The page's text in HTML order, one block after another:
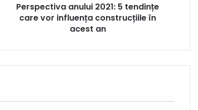
Perspectiva anului 2021: 5 tendințe
care vor influența construcțiile în
acest an